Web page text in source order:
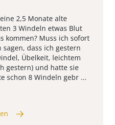
2,5 Monate alte
3 Windeln etwas Blut
kommen? Muss ich sofort
sagen, dass ich gestern
Übelkeit, leichtem
gestern) und hatte sie
schon 8 Windeln gebr ...